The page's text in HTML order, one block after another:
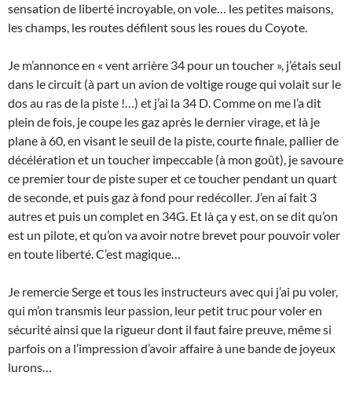
sensation de liberté incroyable, on vole… les petites maisons,
les champs, les routes défilent sous les roues du Coyote.
Je m’annonce en « vent arrière 34 pour un toucher », j’étais seul
dans le circuit (à part un avion de voltige rouge qui volait sur le
dos au ras de la piste !…) et j’ai la 34 D. Comme on me l’a dit
plein de fois, je coupe les gaz après le dernier virage, et là je
plane à 60, en visant le seuil de la piste, courte finale, pallier de
décélération et un toucher impeccable (à mon goût), je savoure
ce premier tour de piste super et ce toucher pendant un quart
de seconde, et puis gaz à fond pour redécoller. J’en ai fait 3
autres et puis un complet en 34G. Et là ça y est, on se dit qu’on
est un pilote, et qu’on va avoir notre brevet pour pouvoir voler
en toute liberté. C’est magique…
Je remercie Serge et tous les instructeurs avec qui j’ai pu voler,
qui m’on transmis leur passion, leur petit truc pour voler en
sécurité ainsi que la rigueur dont il faut faire preuve, même si
parfois on a l’impression d’avoir affaire à une bande de joyeux
lurons…